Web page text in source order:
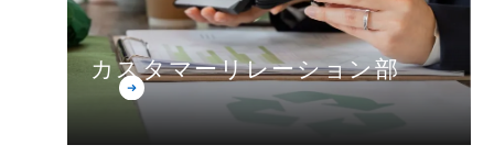
カスタマーリレーション部